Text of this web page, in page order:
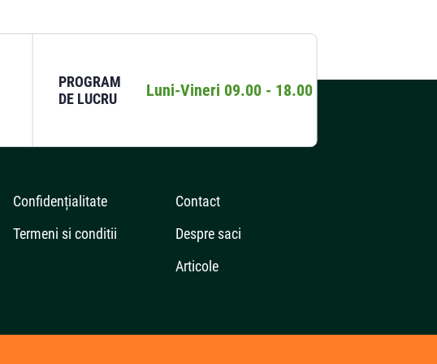
PROGRAM
DE LUCRU
Luni-Vineri 09.00 - 18.00
Confidențialitate
Termeni si conditii
Contact
Despre saci
Articole